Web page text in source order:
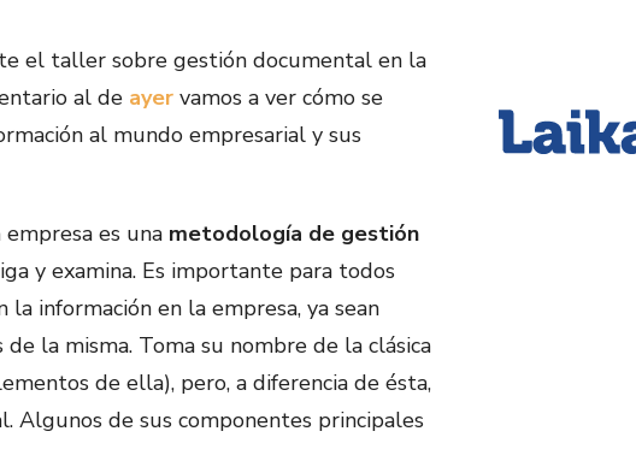
el taller sobre gestión documental en la
al de ayer vamos a ver cómo se
al mundo empresarial y sus
es una metodología de gestión
y examina. Es importante para todos
información en la empresa, ya sean
la misma. Toma su nombre de la clásica
de ella), pero, a diferencia de ésta,
Algunos de sus componentes principales